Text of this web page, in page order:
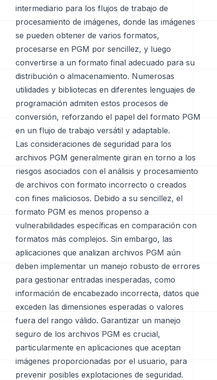
intermediario para los flujos de trabajo de
procesamiento de imágenes, donde las imágenes
se pueden obtener de varios formatos,
procesarse en PGM por sencillez, y luego
convertirse a un formato final adecuado para su
distribución o almacenamiento. Numerosas
utilidades y bibliotecas en diferentes lenguajes de
programación admiten estos procesos de
conversión, reforzando el papel del formato PGM
en un flujo de trabajo versátil y adaptable.
Las consideraciones de seguridad para los
archivos PGM generalmente giran en torno a los
riesgos asociados con el análisis y procesamiento
de archivos con formato incorrecto o creados
con fines maliciosos. Debido a su sencillez, el
formato PGM es menos propenso a
vulnerabilidades específicas en comparación con
formatos más complejos. Sin embargo, las
aplicaciones que analizan archivos PGM aún
deben implementar un manejo robusto de errores
para gestionar entradas inesperadas, como
información de encabezado incorrecta, datos que
exceden las dimensiones esperadas o valores
fuera del rango válido. Garantizar un manejo
seguro de los archivos PGM es crucial,
particularmente en aplicaciones que aceptan
imágenes proporcionadas por el usuario, para
prevenir posibles explotaciones de seguridad.